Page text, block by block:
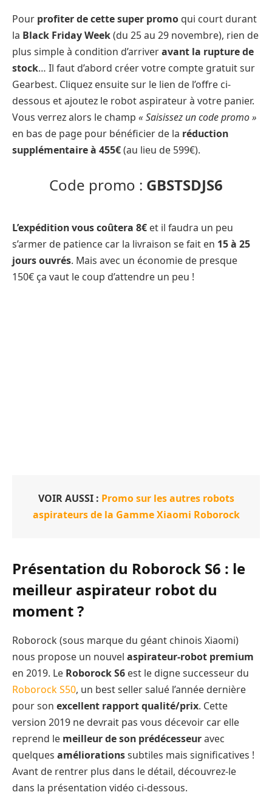
Pour profiter de cette super promo qui court durant
la Black Friday Week(du 25 au 29 novembre), rien de
plus simple à condition d’arriveravant la rupture de
stock… Il faut d’abord créer votre compte gratuit sur
Gearbest. Cliquez ensuite sur le lien de l’offre ci-
dessous et ajoutez le robot aspirateur à votre panier.
Vous verrez alors le champ « Saisissez un code promo »
en bas de page pour bénéficier de la réduction
supplémentaire à 455€(au lieu de 599€).
Code promo : GBSTSDJS6
L’expédition vous coûtera 8€ et il faudra un peu
s’armer de patience car la livraison se fait en 15 à 25
jours ouvrés. Mais avec un économie de presque
150€ ça vaut le coup d’attendre un peu !
VOIR AUSSI : Promo sur les autres robots
aspirateurs de la Gamme Xiaomi Roborock
Présentation du Roborock S6 : le
meilleur aspirateur robot du
moment ?
Roborock (sous marque du géant chinois Xiaomi)
nous propose un nouvel aspirateur-robot premium
en 2019. Le Roborock S6 est le digne successeur du
Roborock S50, un best seller salué l’année dernière
pour son excellent rapport qualité/prix. Cette
version 2019 ne devrait pas vous décevoir car elle
reprend le meilleur de son prédécesseuravec
quelques améliorationssubtiles mais significatives !
Avant de rentrer plus dans le détail, découvrez-le
dans la présentation vidéo ci-dessous.